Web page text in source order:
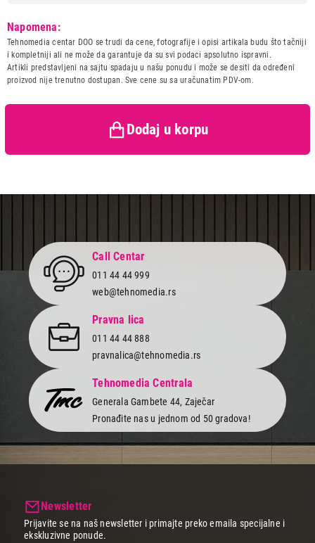
Naziv i vrsta robe:
SET SLAVINA I SUDOPERA
Uvoznik:
220-B D.O.O.
Zemlja porekla:
Poljska
kupaca po osnovu zakona o
Napomena:
Tehnomedia centar DOO se trudi da cene, fotografije i opisi artikala budu što tačniji
i kompletniji ali ne može da garantuje da su svi podaci apsolutno ispravni.
Artikli predstavljeni na sajtu spadaju u našu ponudu i može se desiti da određeni
proizvod nije trenutno dostupan. Sve cene su sa uračunatim PDV-om.
Dodaj u korpu
DEANTE SET ZQZA211A
Proizvod je dodat u korpu.
Završi kupovinu
Call Centar
011 44 44 999
web@tehnomedia.rs
Pravna lica
011 44 44 888
pravnalica@tehnomedia.rs
Tehnomedia Centrala
Generala Gambete 44, Zaječar
Pronađite nas u jednom od 50 gradova!
Newsletter
Prijavite se na naš newsletter i primajte preko emaila specijalne i
ekskluzivne ponude.